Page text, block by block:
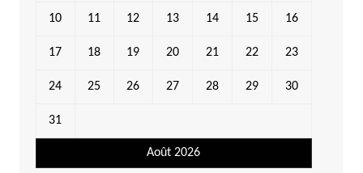
Août 2026
10 11 12 13 14 15 16
17 18 19 20 21 22 23
24 25 26 27 28 29 30
31